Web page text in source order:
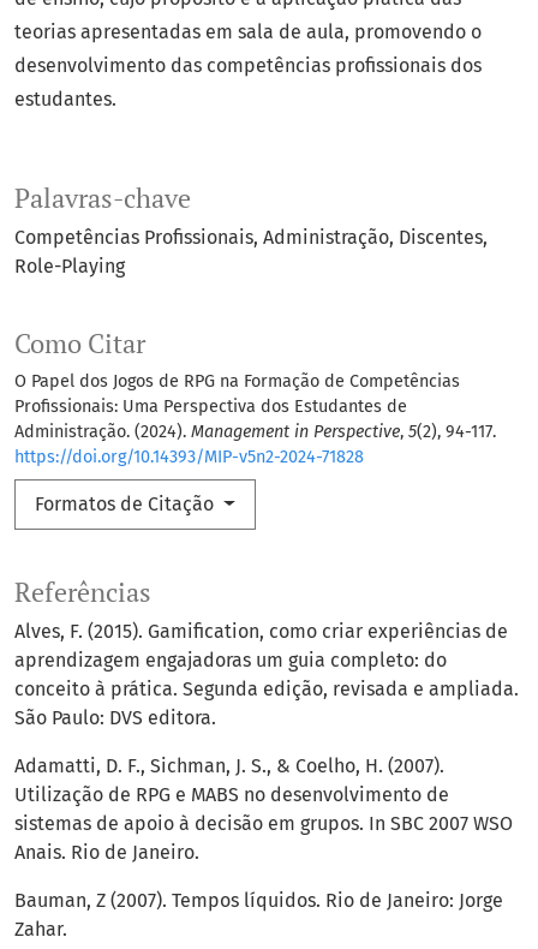
Palavras-chave
Competências Profissionais Administração Discentes
Role-Playing
Como Citar
O Papel dos Jogos de RPG na Formação de Competências
Profissionais: Uma Perspectiva dos Estudantes de
Administração. (2024). Management in Perspective, 5(2), 94-117.
https://doi.org/10.14393/MIP-v5n2-2024-71828
Formatos de Citação
teorias apresentadas em sala de aula, promovendo o
desenvolvimento das competências profissionais dos
estudantes.
Referências
Alves, F. (2015). Gamification, como criar experiências de
aprendizagem engajadoras um guia completo: do
conceito à prática. Segunda edição, revisada e ampliada.
São Paulo: DVS editora.
Adamatti, D. F., Sichman, J. S., & Coelho, H. (2007).
Utilização de RPG e MABS no desenvolvimento de
sistemas de apoio à decisão em grupos. In SBC 2007 WSO
Anais. Rio de Janeiro.
Bauman, Z (2007). Tempos líquidos. Rio de Janeiro: Jorge
Zahar.